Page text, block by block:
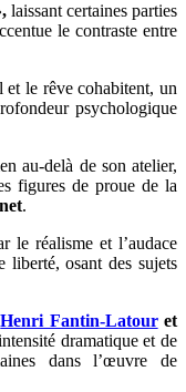
laissant certaines parties
le contraste entre
et le rêve cohabitent, un
psychologique
au-delà de son atelier,
figures de proue de la
.
le réalisme et l’audace
liberté, osant des sujets
Henri Fantin-Latouret
dramatique et de
dans l’œuvre de